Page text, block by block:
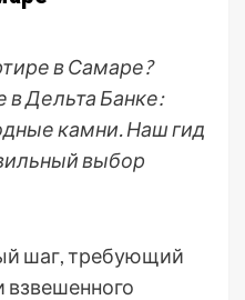
в Самаре?
в Дельта Банке:
камни. Наш гид
выбор
шаг, требующий
взвешенного